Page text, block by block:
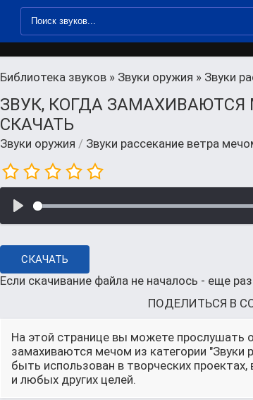
Библиотека звуков » Звуки оружия » Звуки
ЗВУК, КОГДА ЗАМАХИВАЮТСЯ
СКАЧАТЬ
Звуки оружия / Звуки рассекание ветра
СКАЧАТЬ
Если скачивание файла не началось - еще
ПОДЕЛИТЬСЯ В
На этой странице вы можете прослушать
замахиваются мечом из категории
быть использован в творческих
и любых других целей.